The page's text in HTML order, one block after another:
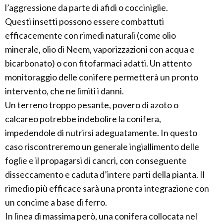
l’aggressione da parte di afidi o cocciniglie.
Questi insetti possono essere combattuti
efficacemente con rimedi naturali (come olio
minerale, olio di Neem, vaporizzazioni con acqua e
bicarbonato) o con fitofarmaci adatti. Un attento
monitoraggio delle conifere permetterà un pronto
intervento, che ne limiti i danni.
Un terreno troppo pesante, povero di azoto o
calcareo potrebbe indebolire la conifera,
impedendole di nutrirsi adeguatamente. In questo
caso riscontreremo un generale ingiallimento delle
foglie e il propagarsi di cancri, con conseguente
disseccamento e caduta d’intere parti della pianta. Il
rimedio più efficace sarà una pronta integrazione con
un concime a base di ferro.
In linea di massima però, una conifera collocata nel